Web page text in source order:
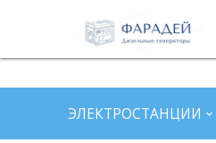
ЭЛЕКТРОСТАНЦИИ